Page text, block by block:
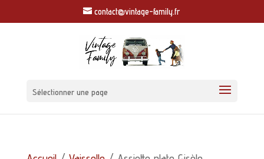
contact@vintage-family.fr
Sélectionner une page